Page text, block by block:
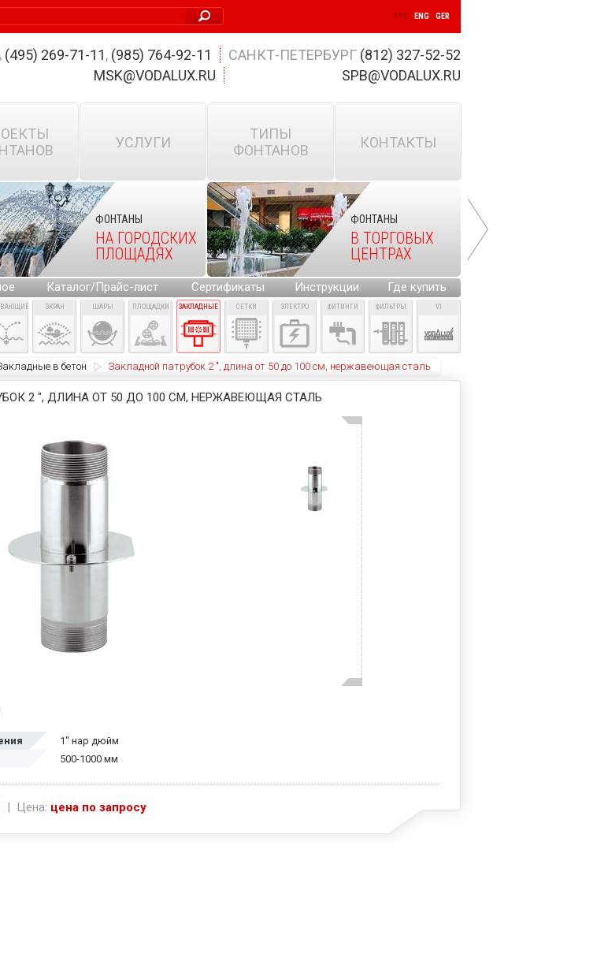
РУС ENG GER
(495) 269-71-11, (985) 764-92-11 САНКТ-ПЕТЕРБУРГ (812) 327-52-52
MSK@VODALUX.RU
SPB@VODALUX.RU
УСЛУГИ
ТИПЫ
ФОНТАНОВ
КОНТАКТЫ
ФОНТАНЫ
НА ГОРОДСКИХ
ПЛОЩАДЯХ
ФОНТАНЫ
В ТОРГОВЫХ
ЦЕНТРАХ
Каталог/Прайс-лист Сертификаты Инструкции Где купить
ЭКРАН ШАРЫ ПЛОЩАДКИ ЗАКЛАДНЫЕ СЕТКИ ЭЛЕКТРО ФИТИНГИ ФИЛЬТРЫ VI
в бетон Закладной патрубок 2 ", длина от 50 до 100 см, нержавеющая сталь
2 ", ДЛИНА ОТ 50 ДО 100 СМ, НЕРЖАВЕЮЩАЯ СТАЛЬ
1" нар дюйм
500-1000 мм
| Цена: цена по запросу